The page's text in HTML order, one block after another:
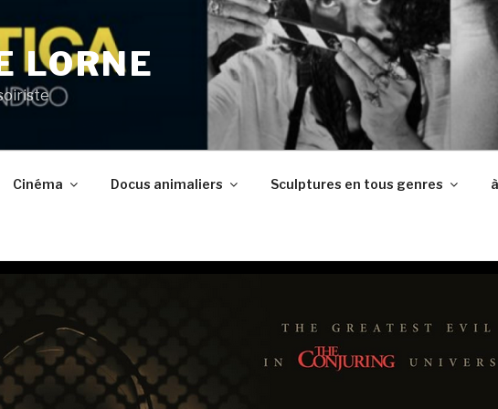
LORNE
Cinéma Docus animaliers Sculptures en tous genres